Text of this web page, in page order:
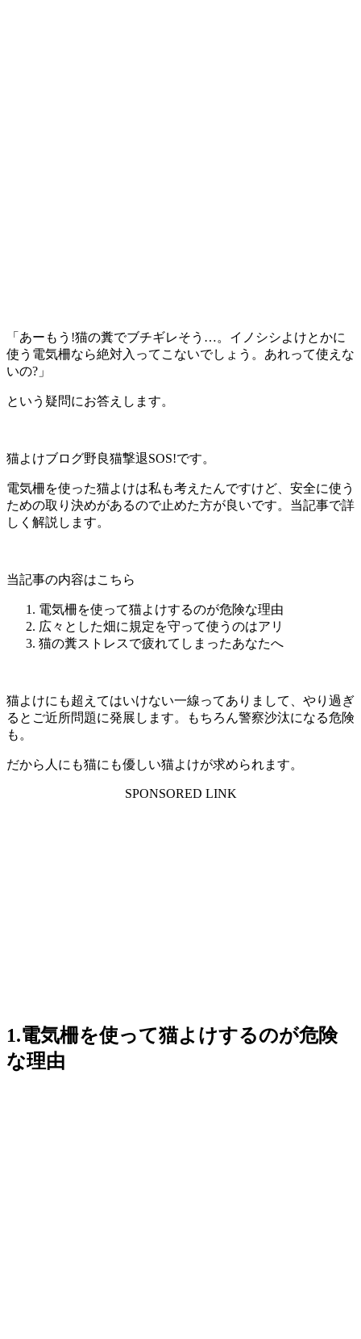
「あーもう!猫の糞でブチギレそう…。イノシシよけとかに
使う電気柵なら絶対入ってこないでしょう。あれって使えな
いの?」
という疑問にお答えします。
猫よけブログ野良猫撃退SOS!です。
電気柵を使った猫よけは私も考えたんですけど、安全に使う
ための取り決めがあるので止めた方が良いです。当記事で詳
しく解説します。
当記事の内容はこちら
電気柵を使って猫よけするのが危険な理由
広々とした畑に規定を守って使うのはアリ
猫の糞ストレスで疲れてしまったあなたへ
猫よけにも超えてはいけない一線ってありまして、やり過ぎ
るとご近所問題に発展します。もちろん警察沙汰になる危険
も。
だから人にも猫にも優しい猫よけが求められます。
SPONSORED LINK
1.電気柵を使って猫よけするのが危険
な理由